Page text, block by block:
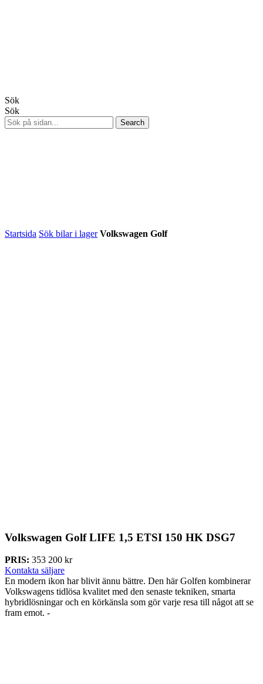
Sök
Sök
Startsida Sök bilar i lager Volkswagen Golf
Volkswagen GolfLIFE 1,5 ETSI 150 HK DSG7
PRIS: 353 200 kr
Kontakta säljare
En modern ikon har blivit ännu bättre. Den här Golfen kombinerar
Volkswagens tidlösa kvalitet med den senaste tekniken, smarta
hybridlösningar och en körkänsla som gör varje resa till något att se
fram emot. -